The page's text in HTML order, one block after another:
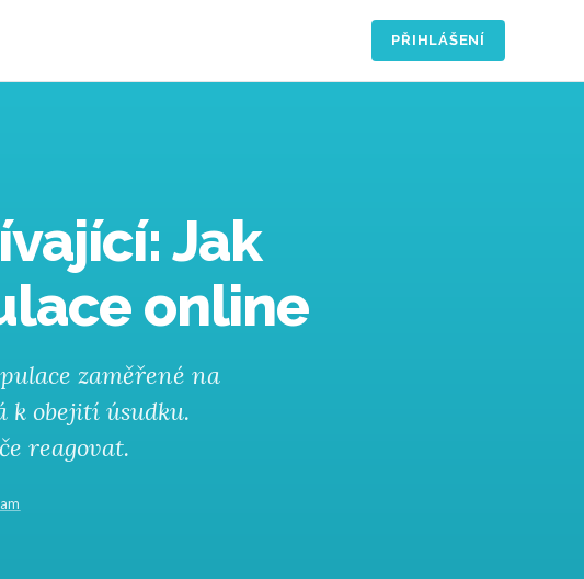
PŘIHLÁŠENÍ
Jak
online
zaměřené na
k obejití úsudku.
reagovat.